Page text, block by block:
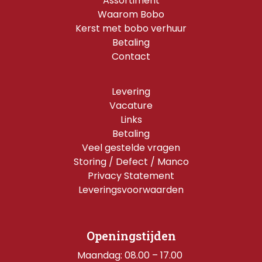
Waarom Bobo
Kerst met bobo verhuur
Betaling
Contact
Levering
Vacature
Links
Betaling
Veel gestelde vragen
Storing / Defect / Manco
Privacy Statement
Leveringsvoorwaarden
Openingstijden
Maandag: 08.00 – 17.00